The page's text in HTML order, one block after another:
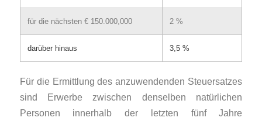
für die nächsten € 150.000,000 2 %
darüber hinaus 3,5 %
Für die Ermittlung des anzuwendenden Steuersatzes
sind Erwerbe zwischen denselben natürlichen
Personen innerhalb der letzten fünf Jahre